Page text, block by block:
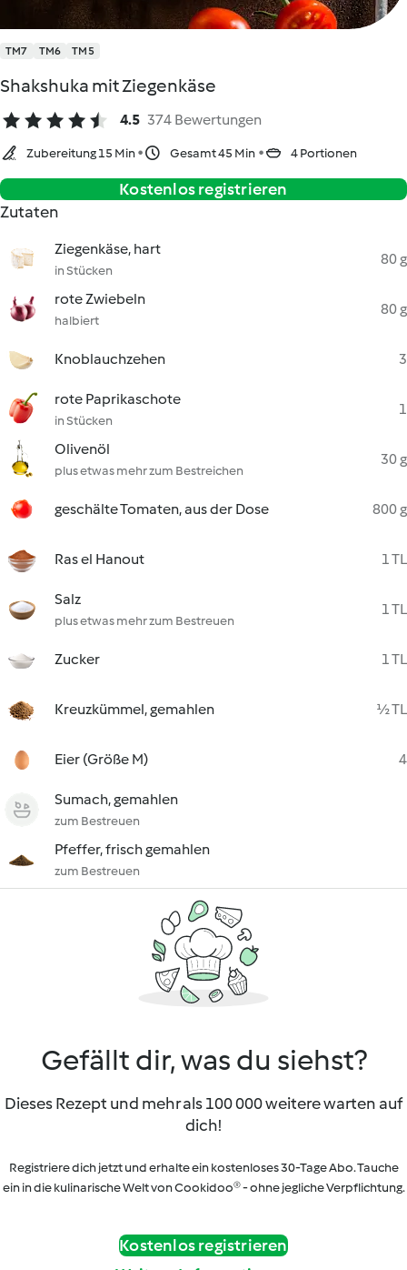
TM7 TM6 TM5
Shakshuka mit Ziegenkäse
4.5 374 Bewertungen
Zubereitung 15 Min Gesamt 45 Min 4 Portionen
Kostenlos registrieren
Zutaten
Ziegenkäse, hart
in Stücken
80 g
rote Zwiebeln
halbiert
80 g
Knoblauchzehen 3
rote Paprikaschote
in Stücken
1
Olivenöl
plus etwas mehr zum Bestreichen
30 g
geschälte Tomaten, aus der Dose 800 g
Ras el Hanout 1 TL
Salz
plus etwas mehr zum Bestreuen
1 TL
Zucker 1 TL
Kreuzkümmel, gemahlen ½ TL
Eier (Größe M) 4
Sumach, gemahlen
zum Bestreuen
Pfeffer, frisch gemahlen
zum Bestreuen
Gefällt dir, was du siehst?
Dieses Rezept und mehr als 100 000 weitere warten auf
dich!
Registriere dich jetzt und erhalte ein kostenloses 30-Tage Abo. Tauche
ein in die kulinarische Welt von Cookidoo® - ohne jegliche Verpflichtung.
Kostenlos registrieren